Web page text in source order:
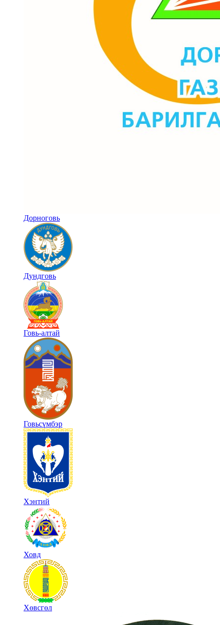
Дорноговь
Дундговь
Говь-алтай
Говьсүмбэр
Хэнтий
Ховд
Хөвсгөл